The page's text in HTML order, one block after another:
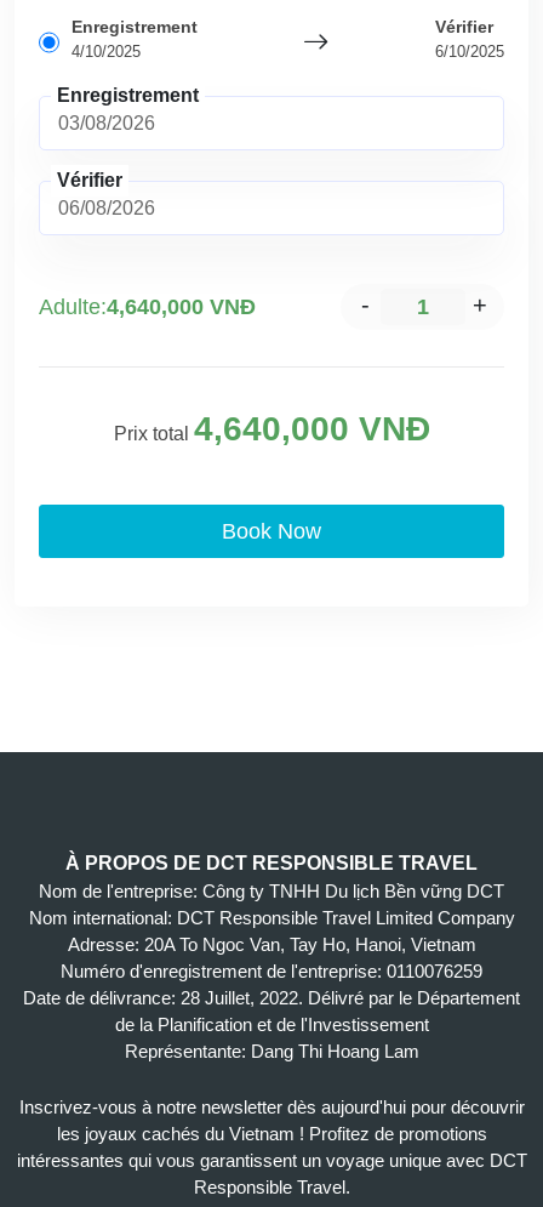
Enregistrement
4/10/2025
Vérifier
6/10/2025
Enregistrement
Vérifier
Adulte:4,640,000 VNĐ - +
Prix total 4,640,000 VNĐ
Book Now
À PROPOS DE DCT RESPONSIBLE TRAVEL
Nom de l'entreprise: Công ty TNHH Du lịch Bền vững DCT
Nom international: DCT Responsible Travel Limited Company
Adresse: 20A To Ngoc Van, Tay Ho, Hanoi, Vietnam
Numéro d'enregistrement de l'entreprise: 0110076259
Date de délivrance: 28 Juillet, 2022. Délivré par le Département
de la Planification et de l'Investissement
Représentante: Dang Thi Hoang Lam
Inscrivez-vous à notre newsletter dès aujourd'hui pour découvrir
les joyaux cachés du Vietnam ! Profitez de promotions
intéressantes qui vous garantissent un voyage unique avec DCT
Responsible Travel.